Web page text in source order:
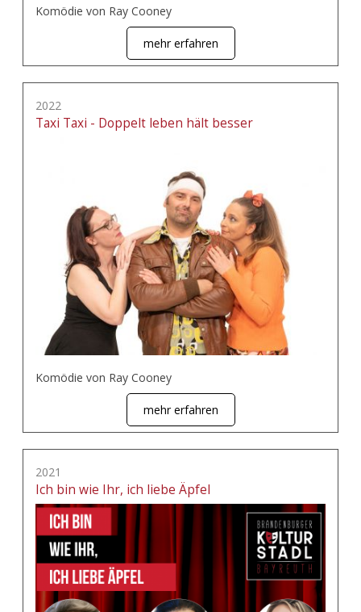
Komödie von Ray Cooney
mehr erfahren
2022
Taxi Taxi - Doppelt leben hält besser
Komödie von Ray Cooney
mehr erfahren
2021
Ich bin wie Ihr, ich liebe Äpfel